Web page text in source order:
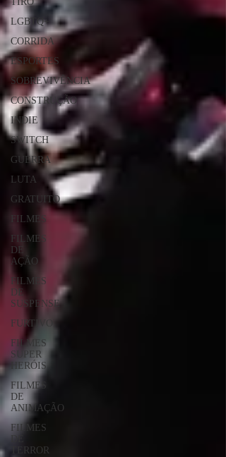
LGBTQ+
CORRIDA
ESPORTES
SOBREVIVÊNCIA
CONSTRUÇÃO
INDIE
SWITCH
GUERRA
LUTA
GRATUITO
FILMES
FILMES
DE
AÇÃO
FILMES
DE
SUSPENSE
FURTIVO
FILMES
SUPER
HERÓIS
FILMES
DE
ANIMAÇÃO
FILMES
TERROR